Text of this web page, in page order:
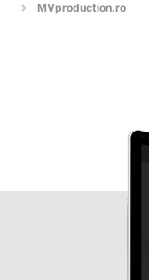
MVproduction.ro